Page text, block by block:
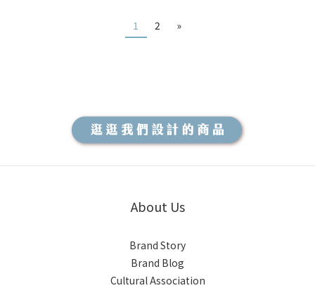
1 2 »
About Us
Brand Story
Brand Blog
Cultural Association